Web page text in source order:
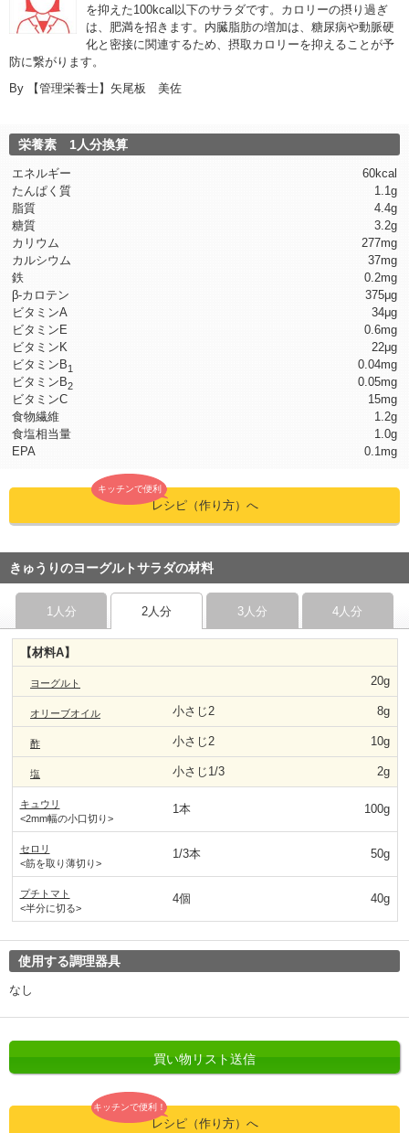
を抑えた100kcal以下のサラダです。カロリーの摂り過ぎ
は、肥満を招きます。内臓脂肪の増加は、糖尿病や動脈硬
化と密接に関連するため、摂取カロリーを抑えることが予
防に繋がります。
By
【管理栄養士】矢尾板 美佐
栄養素 1人分換算
エネルギー
60kcal
たんぱく質
1.1g
脂質
4.4g
糖質
3.2g
カリウム
277mg
カルシウム
37mg
鉄
0.2mg
β-カロテン
375μg
ビタミンA
34μg
ビタミンE
0.6mg
ビタミンK
22μg
ビタミンB1
0.04mg
ビタミンB2
0.05mg
ビタミンC
15mg
食物繊維
1.2g
食塩相当量
1.0g
EPA
0.1mg
キッチンで便利
レシピ（作り方）へ
きゅうりのヨーグルトサラダの材料
1人分 2人分 3人分 4人分
【材料A】
ヨーグルト 20g
オリーブオイル 小さじ2 8g
酢 小さじ2 10g
塩 小さじ1/3 2g
キュウリ
<2mm幅の小口切り>
1本 100g
セロリ
<筋を取り薄切り>
1/3本 50g
プチトマト
<半分に切る>
4個 40g
使用する調理器具
なし
買い物リスト送信
キッチンで便利！
レシピ（作り方）へ